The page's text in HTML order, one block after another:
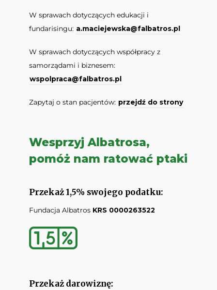
W sprawach dotyczących edukacji i
fundarisingu: a.maciejewska@falbatros.pl
W sprawach dotyczących współpracy z
samorządami i biznesem:
wspolpraca@falbatros.pl
Zapytaj o stan pacjentów: przejdź do strony
Wesprzyj Albatrosa,
pomóż nam ratować ptaki
Przekaż 1,5% swojego podatku:
Fundacja Albatros KRS 0000263522
Przekaż darowiznę: